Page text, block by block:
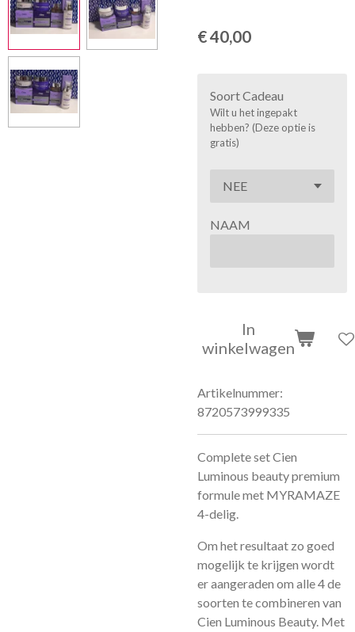
€ 40,00
Soort Cadeau
Wilt u het ingepakt
hebben? (Deze optie is
gratis)
NAAM
In
winkelwagen
Artikelnummer:
8720573999335
Complete set Cien
Luminous beauty premium
formule met MYRAMAZE
4-delig.
Om het resultaat zo goed
mogelijk te krijgen wordt
er aangeraden om alle 4 de
soorten te combineren van
Cien Luminous Beauty. Met